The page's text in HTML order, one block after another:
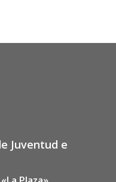
Juventud e